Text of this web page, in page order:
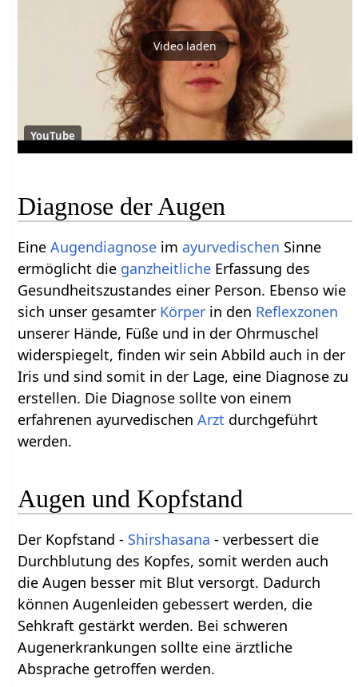
Video laden
YouTube
Diagnose der Augen
EineAugendiagnose im ayurvedischen Sinne
ermöglicht die ganzheitliche Erfassung des
Gesundheitszustandes einer Person. Ebenso wie
sich unser gesamter Körper in den Reflexzonen
unserer Hände, Füße und in der Ohrmuschel
widerspiegelt, finden wir sein Abbild auch in der
Iris und sind somit in der Lage, eine Diagnose zu
erstellen. Die Diagnose sollte von einem
erfahrenen ayurvedischenArzt durchgeführt
werden.
Augen und Kopfstand
Der Kopfstand - Shirshasana - verbessert die
Durchblutung des Kopfes, somit werden auch
die Augen besser mit Blut versorgt. Dadurch
können Augenleiden gebessert werden, die
Sehkraft gestärkt werden. Bei schweren
Augenerkrankungen sollte eine ärztliche
Absprache getroffen werden.